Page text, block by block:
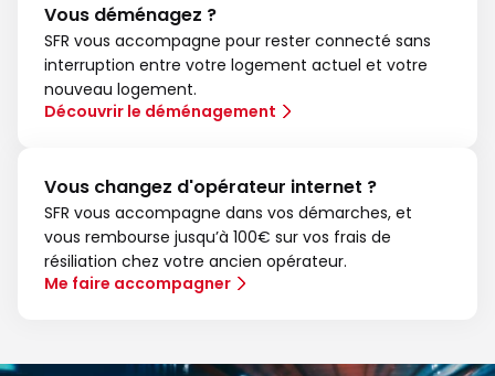
Vous déménagez ?
SFR vous accompagne pour rester connecté sans
interruption entre votre logement actuel et votre
nouveau logement.
Découvrir le déménagement
Vous changez d'opérateur internet ?
SFR vous accompagne dans vos démarches, et
vous rembourse jusqu’à 100€ sur vos frais de
résiliation chez votre ancien opérateur.
Me faire accompagner